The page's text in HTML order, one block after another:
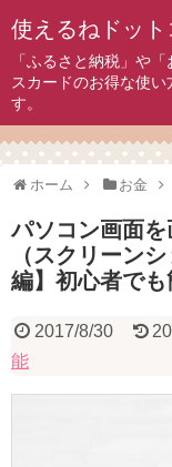
使えるねドット
「ふるさと納税」や
スカードのお得な使
す。
ホーム お金
パソコン画面
（スクリーン
編】初心者でも
2017/8/30
能